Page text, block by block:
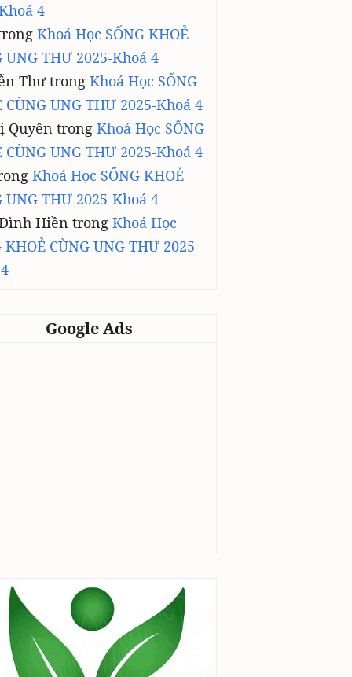
4
Khoá Học SỐNG KHOẺ
UNG THƯ 2025-Khoá 4
Thưtrong Khoá Học SỐNG
CÙNG UNG THƯ 2025-Khoá 4
Quyên trong Khoá Học SỐNG
CÙNG UNG THƯ 2025-Khoá 4
Khoá Học SỐNG KHOẺ
UNG THƯ 2025-Khoá 4
Hiền trong Khoá Học
KHOẺ CÙNG UNG THƯ 2025-
Google Ads